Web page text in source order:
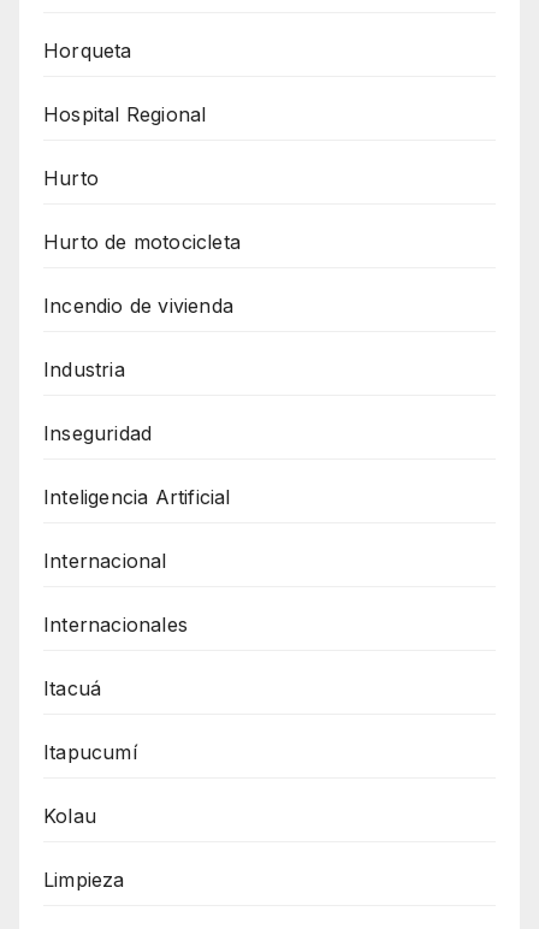
Horqueta
Hospital Regional
Hurto
Hurto de motocicleta
Incendio de vivienda
Industria
Inseguridad
Inteligencia Artificial
Internacional
Internacionales
Itacuá
Itapucumí
Kolau
Limpieza